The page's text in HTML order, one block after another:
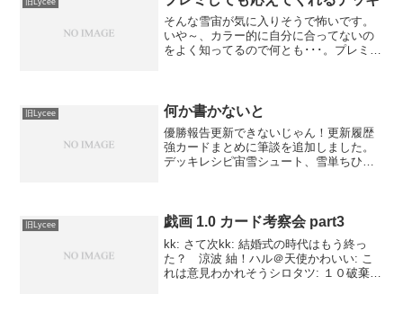
旧Lycee
そんな雪宙が気に入りそうで怖いです。
いや～、カラー的に自分に合ってないの
をよく知ってるので何とも･･･。プレミも
菜々子と長谷部...
旧Lycee 何か書かないと
優勝報告更新できないじゃん！更新履歴
強カードまとめに筆談を追加しました。
デッキレシピ宙雪シュート、雪単ちひろ
雪単伊吹(ちひろな...
旧Lycee 戯画 1.0 カード考察会 part3
kk: さて次kk: 結婚式の時代はもう終っ
た？ 涼波 紬！ハル＠天使かわいい: こ
れは意見わかれそうシロタツ: １０破棄４